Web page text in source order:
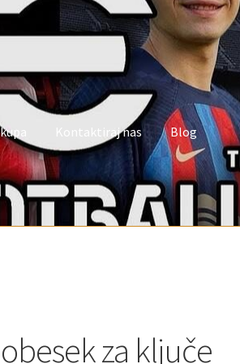
Kontaktiraj nas Blog
za ključe